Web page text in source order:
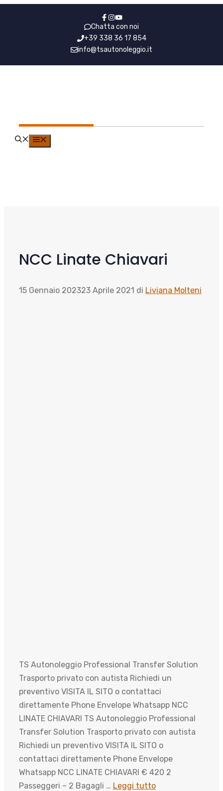
Chatta con noi
+39 338 36 17 854
info@tsautonoleggio.it
NCC Linate Chiavari
15 Gennaio 202323 Aprile 2021 di Liviana Molteni
TS Autonoleggio Professional Transfer Solution
Trasporto privato con autista Richiedi un
preventivo VISITA IL SITO o contattaci
direttamente Phone Envelope Whatsapp NCC
LINATE CHIAVARI TS Autonoleggio Professional
Transfer Solution Trasporto privato con autista
Richiedi un preventivo VISITA IL SITO o
contattaci direttamente Phone Envelope
Whatsapp NCC LINATE CHIAVARI € 420 2
Passeggeri – 2 Bagagli … Leggi tutto